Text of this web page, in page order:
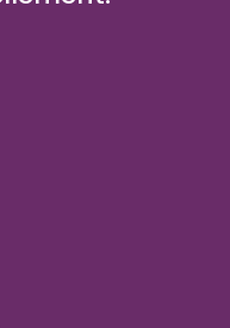
(74)